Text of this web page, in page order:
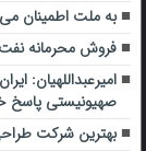
به ملت اطمینان
فروش محرمانه نفت
امیرعبداللهیان:
صهیونیستی پاسخ
بهترین شرکت